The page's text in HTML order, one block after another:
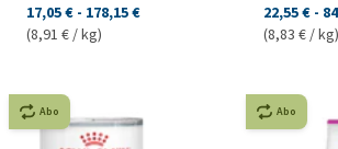
17,05 € - 178,15 €
(8,91 € / kg)
22,55 € -
(8,83 € / kg)
Abo Abo